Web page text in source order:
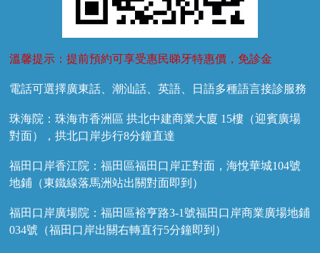
溫馨提示：提前預約可享受惠民睇牙特惠價，免診金
電話可選擇廣東話、潮汕話、英語、日語多種語言接診服務
珠海院：珠海市香洲區 拱北中建商業大廈 15樓（迎賓廣場
對面），拱北口岸步行8分鐘直達
福田口岸香江院：福田區福田口岸正對面，海悅華城104號
地鋪（東鐵線落馬洲站出關對面即到）
福田口岸廣場院：福田區裕亨路3-1號福田口岸商業廣場地鋪
034號（福田口岸出關右轉直行5分鐘即到）